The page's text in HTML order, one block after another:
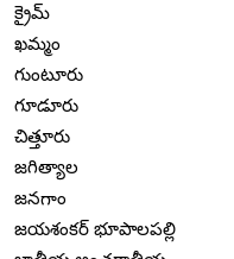
క్రైమ్
ఖమ్మం
గుంటూరు
గూడూరు
చిత్తూరు
జగిత్యాల
జనగాం
జయశంకర్ భూపాలపల్లి